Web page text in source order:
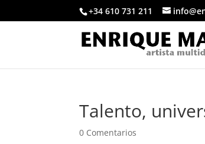
+34 610 731 211
Talento,
0 Comentarios